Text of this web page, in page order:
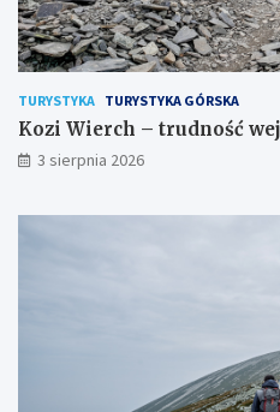
TURYSTYKA TURYSTYKA GÓRSKA
Kozi Wierch – trudność
3 sierpnia 2026